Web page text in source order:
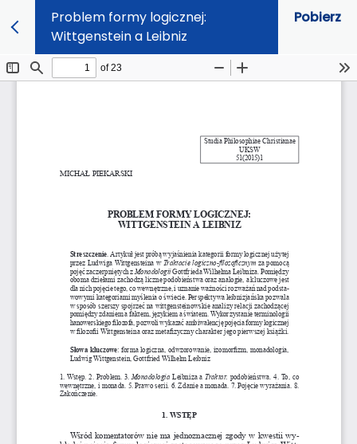
Problem formy logicznej:
Wittgenstein a Leibniz
Pobierz